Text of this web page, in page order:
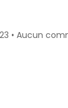
Aucun